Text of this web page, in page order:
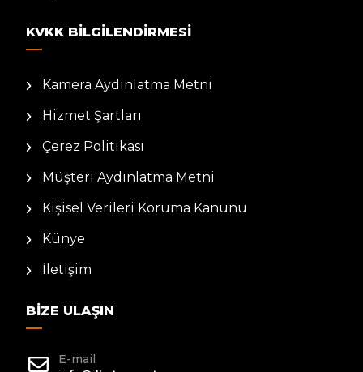
KVKK BILGILENDIRMESI
Kamera Aydınlatma Metni
Hizmet Şartları
Çerez Politikası
Müşteri Aydınlatma Metni
Kişisel Verileri Koruma Kanunu
Künye
İletişim
BIZE ULAŞIN
E-mail